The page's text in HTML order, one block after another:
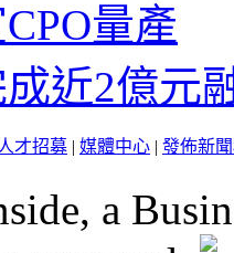
量產
近2億元
人才招募 | 媒體中心 | 發佈新
a